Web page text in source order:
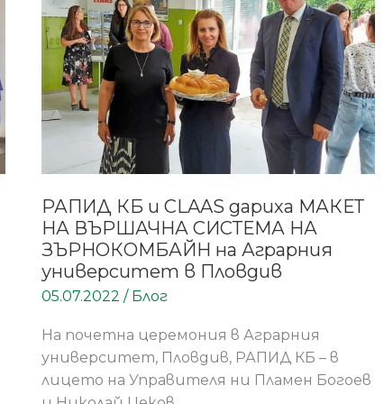
РАПИД КБ и CLAAS дариха МАКЕТ
НА ВЪРШАЧНА СИСТЕМА НА
ЗЪРНОКОМБАЙН на Аграрния
университет в Пловдив
05.07.2022 / Блог
На почетна церемония в Аграрния
университет, Пловдив, РАПИД КБ – в
лицето на Управителя ни Пламен Богоев
дариха
МАКЕТ
НА
ВЪРШАЧНА
СИСТЕМА
НА
ЗЪРНОКОМБАЙН на
Аграрния
в
Пловдив